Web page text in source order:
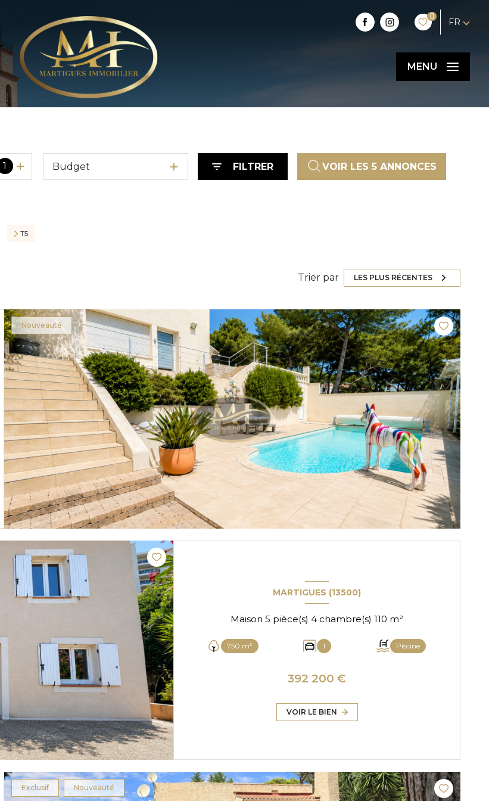
0
FR
MENU
1 Budget FILTRER VOIR LES 5ANNONCES
T5
Trier par LES PLUS RÉCENTES
Nouveauté
MARTIGUES (13500)
Maison 5 pièce(s) 4 chambre(s) 110 m²
750 m² 1 Piscine
392 200 €
VOIR LE BIEN
Exclusif Nouveauté